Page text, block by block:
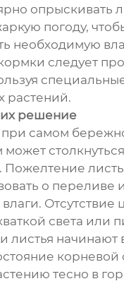
опрыскивать
погоду,
необходимую
следует
растений.
решение
самом
о переливе
Отсутствие
света или
листья начинают
корневой
тесно в